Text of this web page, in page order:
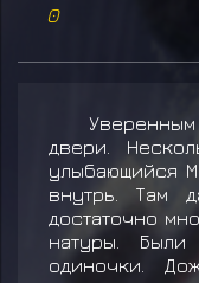
0
двери.
улыбающийся
внутрь. Там
достаточно
натуры.
одиночки.